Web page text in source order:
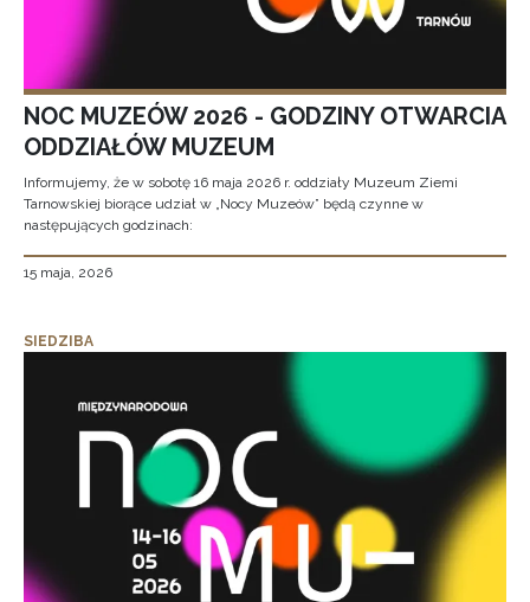
NOC MUZEÓW 2026 - GODZINY OTWARCIA
ODDZIAŁÓW MUZEUM
Informujemy, że w sobotę 16 maja 2026 r. oddziały Muzeum Ziemi
Tarnowskiej biorące udział w „Nocy Muzeów” będą czynne w
następujących godzinach:
15 maja, 2026
SIEDZIBA